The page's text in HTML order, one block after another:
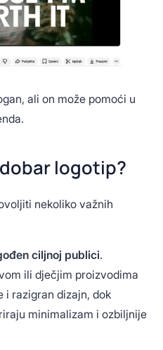
ali on može pomoći u
logotip?
nekoliko važnih
ciljnoj publici.
ili dječjim proizvodima
i razigran dizajn, dok
minimalizam i ozbiljnije